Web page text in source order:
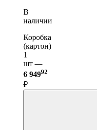
В
наличии
Коробка
(картон)
1
шт —
6 94992
₽